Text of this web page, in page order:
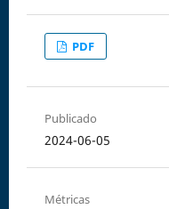
PDF
Publicado
2024-06-05
Métricas